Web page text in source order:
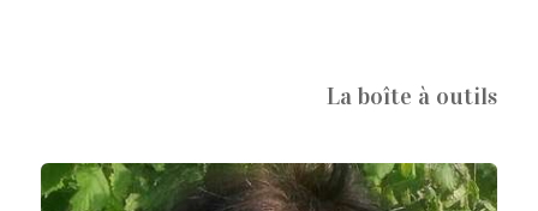
La boîte à outils